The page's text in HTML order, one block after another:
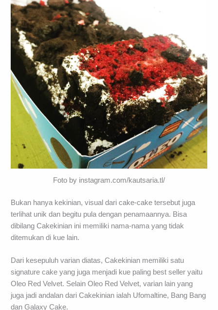
Foto by instagram.com/kautsaria.tl/
Bukan hanya kekinian, visual dari cake-cake tersebut juga
terlihat unik dan begitu pula dengan penamaannya. Bisa
dibilang Cakekinian ini memiliki nama-nama yang tidak
ditemukan di kue lain.
Dari kesepuluh varian diatas, Cakekinian memiliki satu
signature cake yang juga menjadi kue paling best seller yaitu
Oleo Red Velvet. Selain Oleo Red Velvet, varian lain yang
juga jadi andalan dari Cakekinian ialah Ufomaltine, Bang Bang
dan Galaxy Cake.